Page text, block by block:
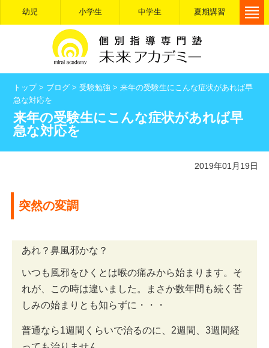
幼児 小学生 中学生 夏期講習
トップ> ブログ >受験勉強 >来年の受験生にこんな症状があれば早
急な対応を
来年の受験生にこんな症状があれば早
急な対応を
2019年01月19日
突然の変調
あれ？鼻風邪かな？
いつも風邪をひくとは喉の痛みから始まります。そ
れが、この時は違いました。まさか数年間も続く苦
しみの始まりとも知らずに・・・
普通なら1週間くらいで治るのに、2週間、3週間経